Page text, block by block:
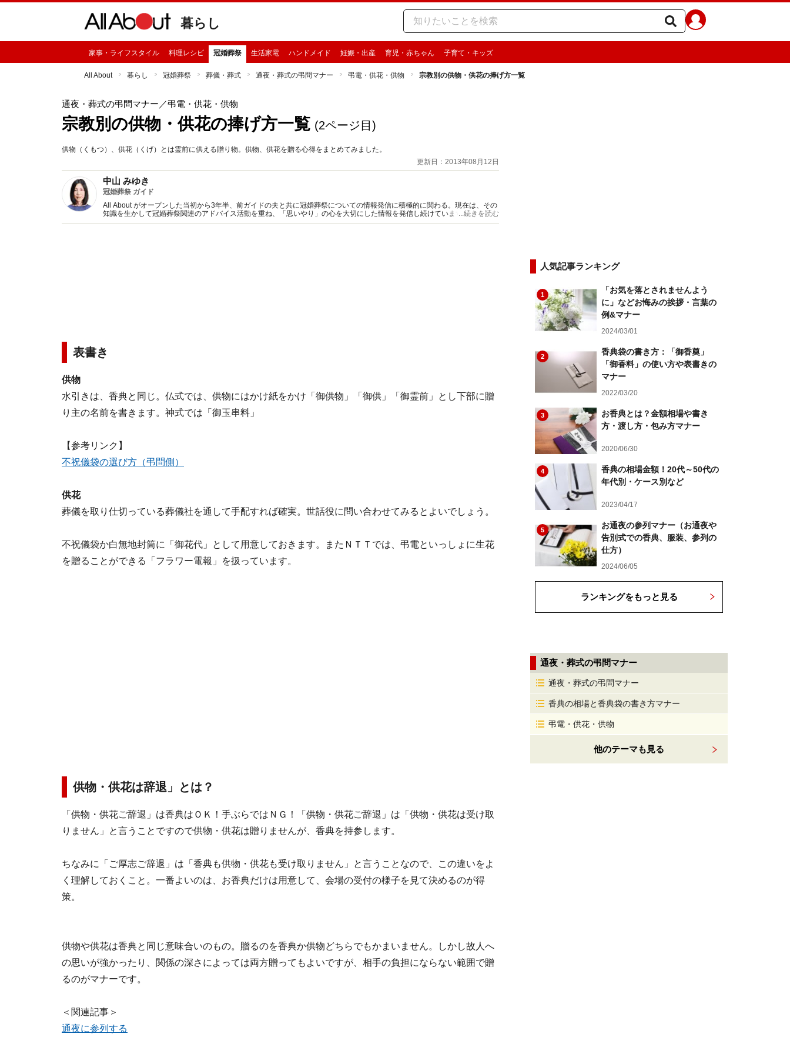
暮らし
家事・ライフスタイル 料理レシピ 冠婚葬祭 生活家電 ハンドメイド 妊娠・出産 育児・赤ちゃん 子育て・キッズ
All About 暮らし 冠婚葬祭 葬儀・葬式 通夜・葬式の弔問マナー 弔電・供花・供物 宗教別の供物・供花の捧げ方一覧
通夜・葬式の弔問マナー ／弔電・供花・供物
宗教別の供物・供花の捧げ方一覧 (2ページ目)
供物（くもつ）、供花（くげ）とは霊前に供える贈り物。供物、供花を贈る心得をまとめてみました。
更新日：2013年08月12日
中山 みゆき
冠婚葬祭 ガイド
All About がオープンした当初から3年半、前ガイドの夫と共に冠婚葬祭についての情報発信に積極的に関わる。現在は、その
知識を生かして冠婚葬祭関連のアドバイス活動を重ね、「思いやり」の心を大切にした情報を発信し続けています。...続きを読む
表書き
供物
水引きは、香典と同じ。仏式では、供物にはかけ紙をかけ「御供物」「御供」「御霊前」とし下部に贈
り主の名前を書きます。神式では「御玉串料」
【参考リンク】
不祝儀袋の選び方（弔問側）
供花
葬儀を取り仕切っている葬儀社を通して手配すれば確実。世話役に問い合わせてみるとよいでしょう。
不祝儀袋か白無地封筒に「御花代」として用意しておきます。またＮＴＴでは、弔電といっしょに生花
を贈ることができる「フラワー電報」を扱っています。
供物・供花は辞退」とは？
「供物・供花ご辞退」は香典はＯＫ！手ぶらではＮＧ！「供物・供花ご辞退」は「供物・供花は受け取
りません」と言うことですので供物・供花は贈りませんが、香典を持参します。
ちなみに「ご厚志ご辞退」は「香典も供物・供花も受け取りません」と言うことなので、この違いをよ
く理解しておくこと。一番よいのは、お香典だけは用意して、会場の受付の様子を見て決めるのが得
策。
供物や供花は香典と同じ意味合いのもの。贈るのを香典か供物どちらでもかまいません。しかし故人へ
の思いが強かったり、関係の深さによっては両方贈ってもよいですが、相手の負担にならない範囲で贈
るのがマナーです。
＜関連記事＞
通夜に参列する
人気記事ランキング
1
「お気を落とされませんよう
に」などお悔みの挨拶・言葉の
例&マナー
2024/03/01
2
香典袋の書き方：「御香奠」
「御香料」の使い方や表書きの
マナー
2022/03/20
3
お香典とは？金額相場や書き
方・渡し方・包み方マナー
2020/06/30
4
香典の相場金額！20代～50代の
年代別・ケース別など
2023/04/17
5
お通夜の参列マナー（お通夜や
告別式での香典、服装、参列の
仕方）
2024/06/05
ランキングをもっと見る
通夜・葬式の弔問マナー
通夜・葬式の弔問マナー
香典の相場と香典袋の書き方マナー
弔電・供花・供物
他のテーマも見る